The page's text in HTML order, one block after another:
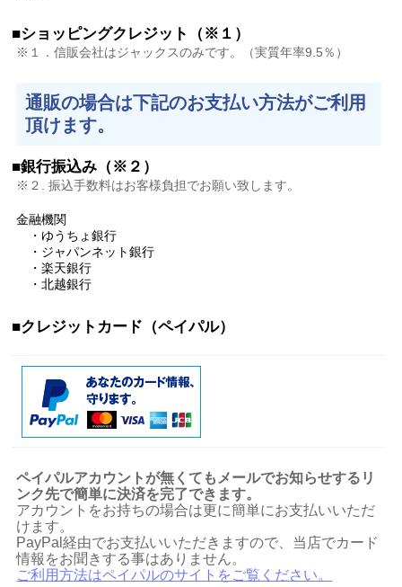
■ショッピングクレジット（※１）
※１．信販会社はジャックスのみです。（実質年率9.5％）
通販の場合は下記のお支払い方法がご利用
頂けます。
■銀行振込み（※２）
※２. 振込手数料はお客様負担でお願い致します。
金融機関
・ゆうちょ銀行
・ジャパンネット銀行
・楽天銀行
・北越銀行
■クレジットカード（ペイパル）
ペイパルアカウントが無くてもメールでお知らせするリ
ンク先で簡単に決済を完了できます。
アカウントをお持ちの場合は更に簡単にお支払いいただ
けます。
PayPal経由でお支払いいただきますので、当店でカード
情報をお聞きする事はありません。
ご利用方法はペイパルのサイトをご覧ください。